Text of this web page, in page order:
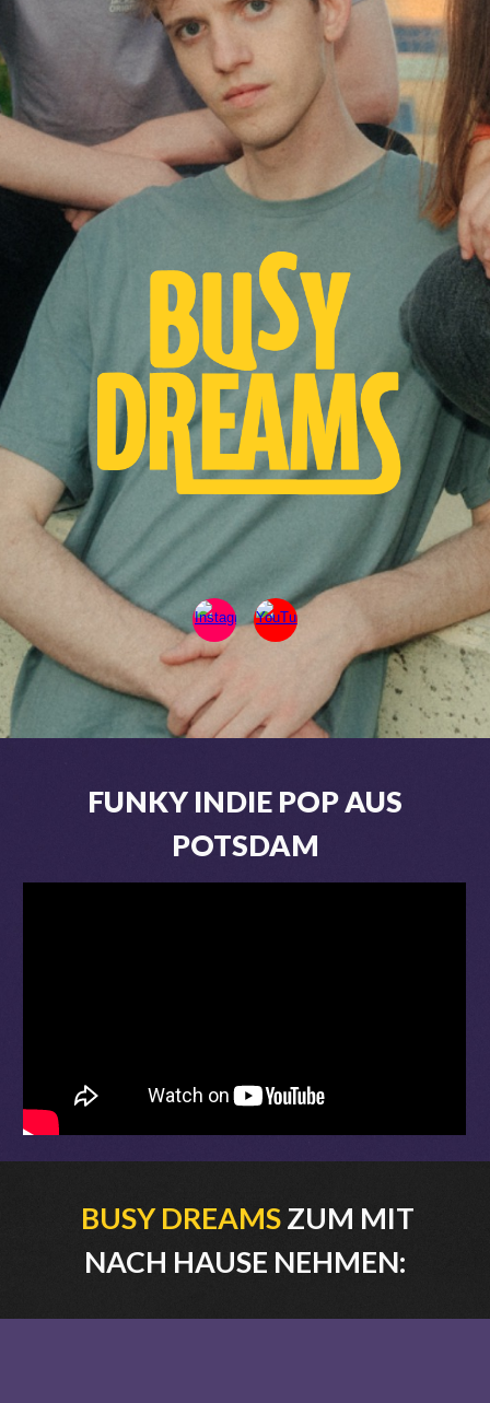
FUNKY INDIE POP AUS
POTSDAM
BUSY DREAMSZUM MIT
NACH HAUSE NEHMEN: